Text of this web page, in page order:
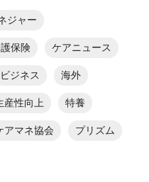
ジャー
保険 ケアニュース
ビジネス 海外
産性向上 特養
アマネ協会 プリズム